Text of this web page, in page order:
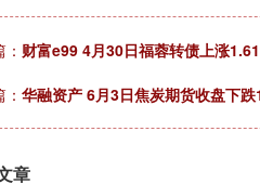
财富e99 4月30日福蓉转债上涨
华融资产 6月3日焦炭期货收盘下
章